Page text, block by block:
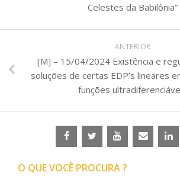
Celestes da Babilônia”
ANTERIOR
[M] – 15/04/2024 Existência e
soluções de certas EDP’s lineares
funções
O QUE VOCÊ PROCURA ?